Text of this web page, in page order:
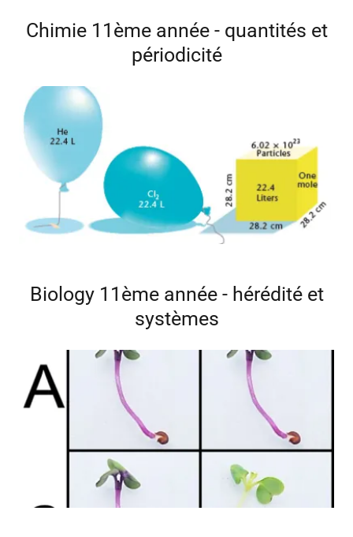
Chimie 11ème année - quantités et
périodicité
Biology 11ème année - hérédité et
systèmes